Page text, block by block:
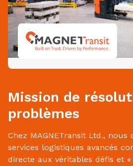
Mission de
problèmes
Chez MAGNETransit Ltd., nous
services logistiques avancés
directe aux véritables défis et